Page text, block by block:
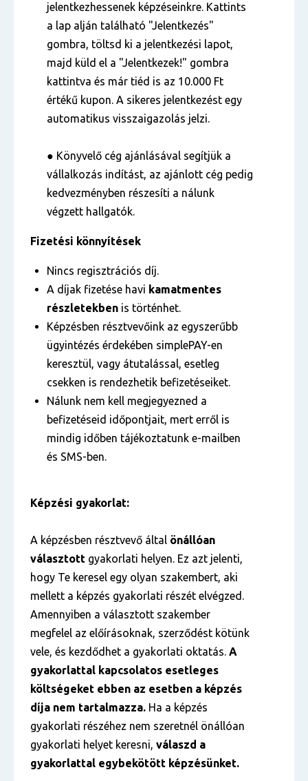
jelentkezhessenek képzéseinkre. Kattints
a lap alján található "Jelentkezés"
gombra, töltsd ki a jelentkezési lapot,
majd küld el a "Jelentkezek!" gombra
kattintva és már tiéd is az 10.000 Ft
értékű kupon. A sikeres jelentkezést egy
automatikus visszaigazolás jelzi.
● Könyvelő cég ajánlásával segítjük a
vállalkozás indítást, az ajánlott cég pedig
kedvezményben részesíti a nálunk
végzett hallgatók.
Fizetési könnyítések
Nincs regisztrációs díj.
A díjak fizetése havi kamatmentes
részletekben is történhet.
Képzésben résztvevőink az egyszerűbb
ügyintézés érdekében simplePAY-en
keresztül, vagy átutalással, esetleg
csekken is rendezhetik befizetéseiket.
Nálunk nem kell megjegyezned a
befizetéseid időpontjait, mert erről is
mindig időben tájékoztatunk e-mailben
és SMS-ben.
Képzési gyakorlat:
A képzésben résztvevő által önállóan
választott gyakorlati helyen. Ez azt jelenti,
hogy Te keresel egy olyan szakembert, aki
mellett a képzés gyakorlati részét elvégzed.
Amennyiben a választott szakember
megfelel az előírásoknak, szerződést kötünk
vele, és kezdődhet a gyakorlati oktatás. A
gyakorlattal kapcsolatos esetleges
költségeket ebben az esetben a képzés
díja nem tartalmazza. Ha a képzés
gyakorlati részéhez nem szeretnél önállóan
gyakorlati helyet keresni, válaszd a
gyakorlattal egybekötött képzésünket.